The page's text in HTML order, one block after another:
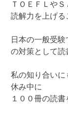
ＴＯＥＦＬや
読解力を上げる
日本の一般受
の対策として読
私の知り合いに
休み中に
１００冊の読